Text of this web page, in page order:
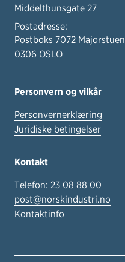
Middelthunsgate 27
Postadresse:
Postboks 7072 Majorstuen
0306 OSLO
Personvern og vilkår
Personvernerklæring
Juridiske betingelser
Kontakt
Telefon: 23 08 88 00
post@norskindustri.no
Kontaktinfo